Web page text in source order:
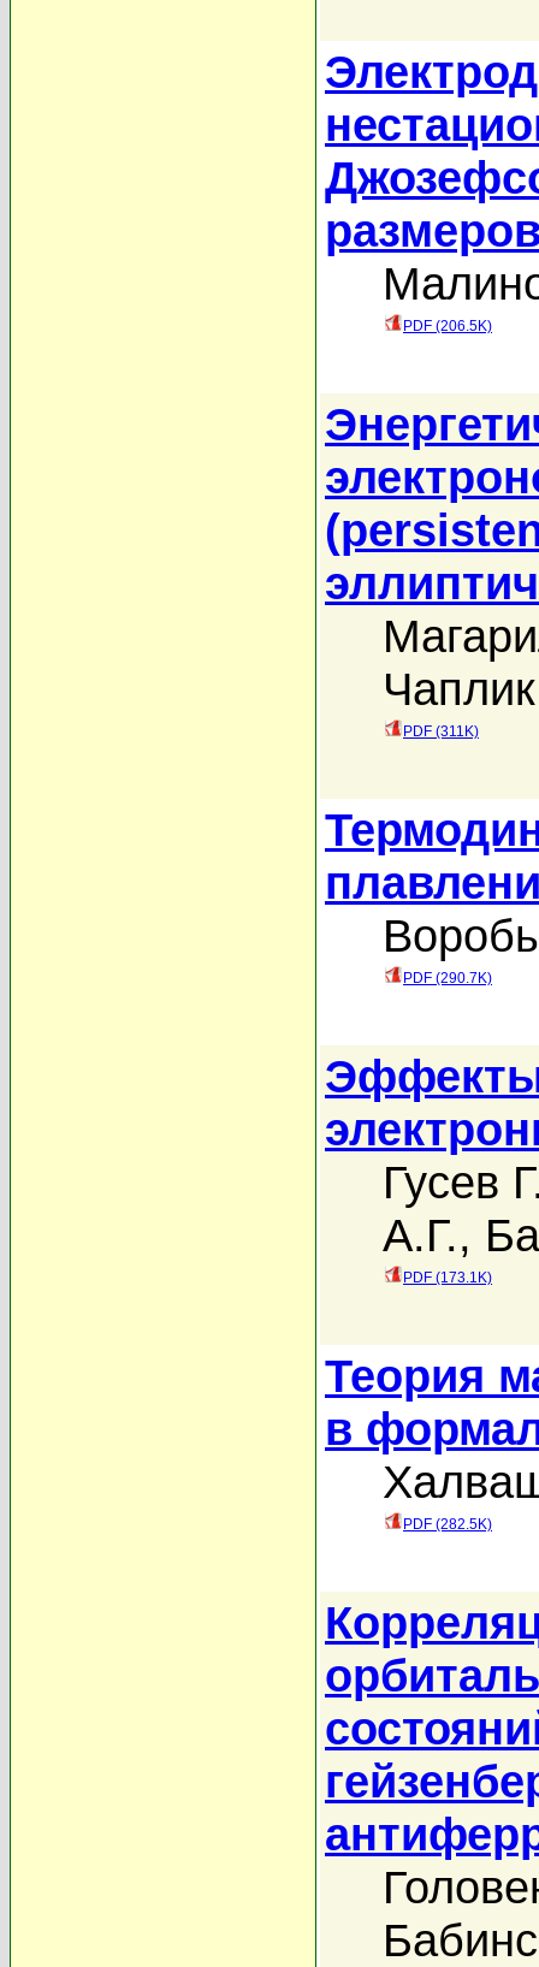
PDF (206.5K)
PDF (311K)
PDF (290.7K)
Эффекты
Гусев
А.Г.,
PDF (173.1K)
Теория
в
PDF (282.5K)